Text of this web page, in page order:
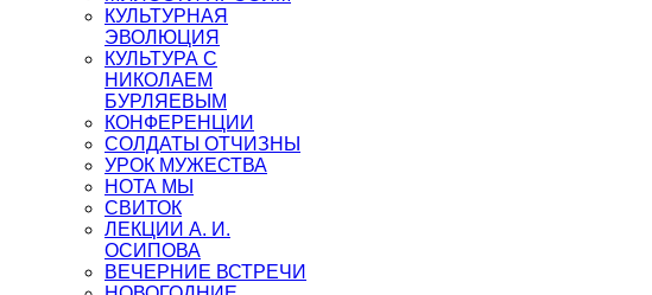
КУЛЬТУРНАЯ
ЭВОЛЮЦИЯ
КУЛЬТУРА С
НИКОЛАЕМ
БУРЛЯЕВЫМ
КОНФЕРЕНЦИИ
СОЛДАТЫ ОТЧИЗНЫ
УРОК МУЖЕСТВА
НОТА МЫ
СВИТОК
ЛЕКЦИИ А. И.
ОСИПОВА
ВЕЧЕРНИЕ ВСТРЕЧИ